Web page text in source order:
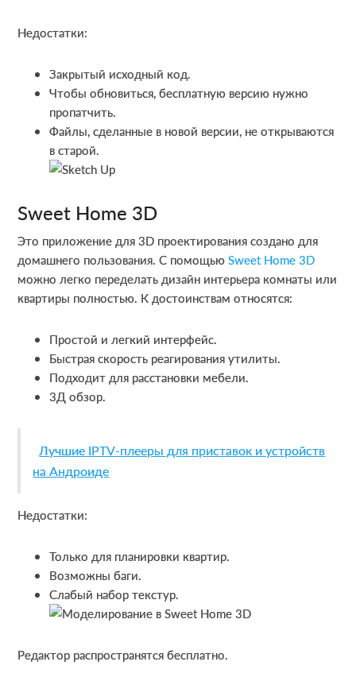
Недостатки:
Закрытый исходный код.
Чтобы обновиться, бесплатную версию нужно
пропатчить.
Файлы, сделанные в новой версии, не открываются
в старой.
Sweet Home 3D
Это приложение для 3D проектирования создано для
домашнего пользования. С помощьюSweet Home 3D
можно легко переделать дизайн интерьера комнаты или
квартиры полностью. К достоинствам относятся:
Простой и легкий интерфейс.
Быстрая скорость реагирования утилиты.
Подходит для расстановки мебели.
3Д обзор.
Лучшие IPTV-плееры для приставок и устройств
на Андроиде
Недостатки:
Только для планировки квартир.
Возможны баги.
Слабый набор текстур.
Редактор распространятся бесплатно.